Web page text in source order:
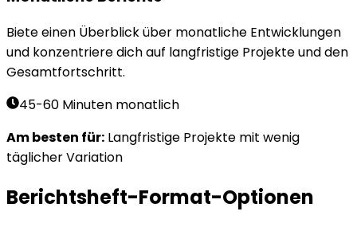
Biete einen Überblick über monatliche Entwicklungen
und konzentriere dich auf langfristige Projekte und den
Gesamtfortschritt.
45-60 Minuten monatlich
Am besten für: Langfristige Projekte mit wenig
täglicher Variation
Berichtsheft-Format-Optionen